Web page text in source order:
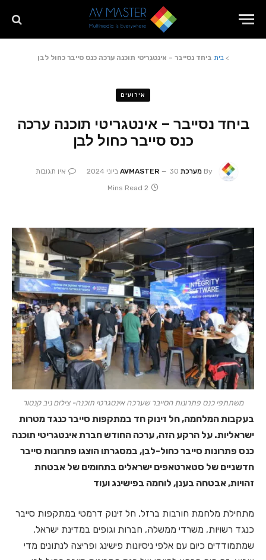
>בית ביחד נסייבר – אינטגריטי תוכנה ערכה כנס סייבר כחול לבן
אירועים
ביחד נסייבר – אינטגריטי תוכנה ערכה
כנס סייבר כחול לבן
By מערכת AVMASTER 30 ביוני 2024
אין תגובות
2 Mins Read
משתתפי כנס פתרונות הסייבר שערכה אינטגרטי תוכנה- צילום ניב קנטור
בעקבות המלחמה, חל זינוק חד במתקפות סייבר כנגד מטרות
ישראליות. על הרקע הזה, ערכה החודש חברת אינטגריטי תוכנה
כנס פתרונות סייבר כחול-לבן, במסגרתו הוצגו פתרונות סייבר
חדשניים של סטארטאפים ישראלים בתחומים של אבטחת
זהויות, אבטחה בענן, לוחמה בפישינג ועוד
מתחילת מלחמת חורבות ברזל, חל זינוק דרמטי במתקפות סייבר
כנגד רשויות, משרדי ממשלה, חברות וגופים במדינת ישראל,
שמתמודדים כיום עם אלפי ניסיונות פישינג ופריצה לנתונים מדי